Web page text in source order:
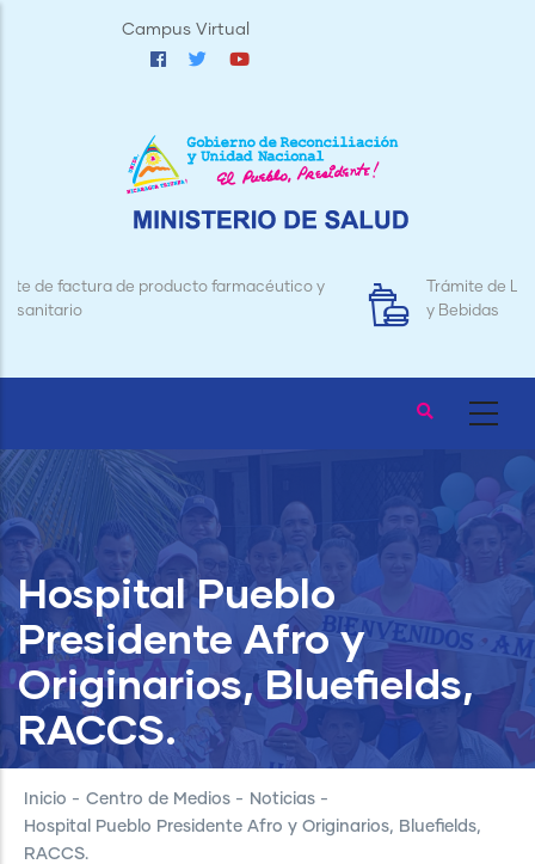
Campus Virtual
Trámite de Licencias para Establecimientos de Alimentos
Hospital Pueblo
Presidente Afro y
Originarios, Bluefields,
RACCS.
Inicio - Centro de Medios - Noticias -
Hospital Pueblo Presidente Afro y Originarios, Bluefields,
RACCS.